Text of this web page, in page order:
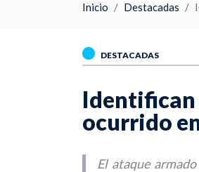
Inicio Destacadas
DESTACADAS
Identifican
ocurrido
El ataque